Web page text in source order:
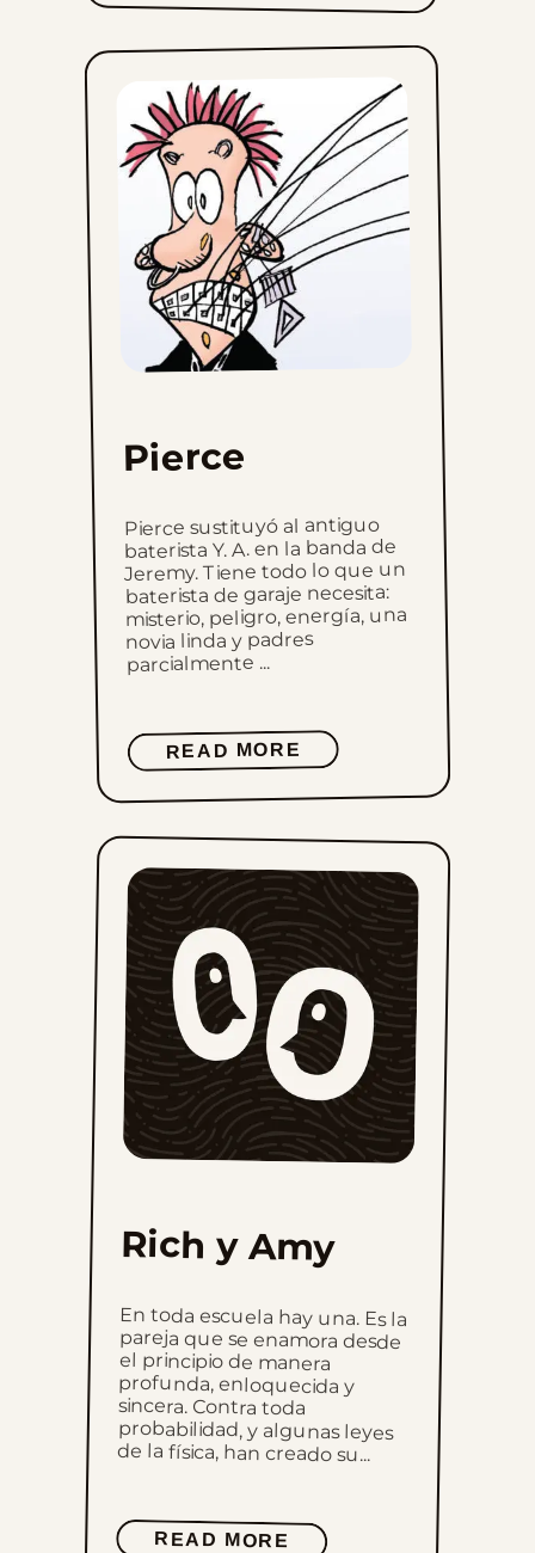
Pierce
Pierce sustituyó al antiguo
baterista Y. A. en la banda de
Jeremy. Tiene todo lo que un
baterista de garaje necesita:
misterio, peligro, energía, una
novia linda y padres
parcialmente ...
READ MORE
Rich y Amy
En toda escuela hay una. Es la
pareja que se enamora desde
el principio de manera
profunda, enloquecida y
sincera. Contra toda
probabilidad, y algunas leyes
de la física, han creado su...
READ MORE